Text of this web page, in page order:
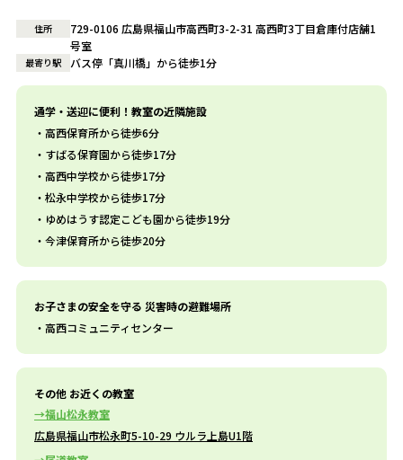
住所
729-0106 広島県福山市高西町3-2-31 高西町3丁目倉庫付店舗1
号室
最寄り駅 バス停「真川橋」から徒歩1分
通学・送迎に便利！教室の近隣施設
高西保育所から徒歩6分
すばる保育園から徒歩17分
高西中学校から徒歩17分
松永中学校から徒歩17分
ゆめはうす認定こども園から徒歩19分
今津保育所から徒歩20分
お子さまの安全を守る 災害時の避難場所
高西コミュニティセンター
その他 お近くの教室
福山松永教室
広島県福山市松永町5-10-29 ウルラ上島U1階